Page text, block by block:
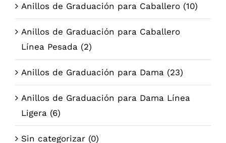
Anillos de Graduación para Caballero (10)
Anillos de Graduación para Caballero
Línea Pesada (2)
Anillos de Graduación para Dama (23)
Anillos de Graduación para Dama Línea
Ligera (6)
Sin categorizar (0)